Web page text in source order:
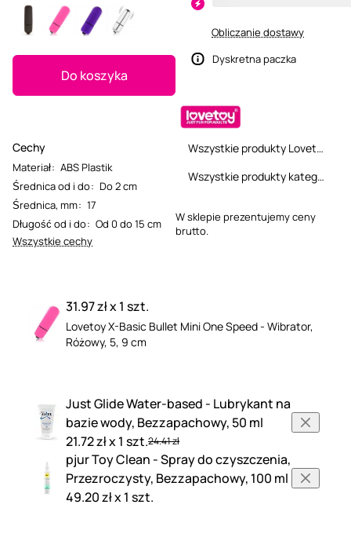
Do koszyka
Cechy
Materiał: ABS Plastik
Średnica od i do: Do 2 cm
Średnica, mm: 17
Długość od i do: Od 0 do 15 cm
Wszystkie cechy
Obliczanie dostawy
Dyskretna paczka
Wszystkie produkty Lovetoy
Wszystkie produkty kategorii
W sklepie prezentujemy ceny
brutto.
31.97 zł x 1 szt.
Lovetoy X-Basic Bullet Mini One Speed - Wibrator,
Różowy, 5, 9 cm
Just Glide Water-based - Lubrykant na
bazie wody, Bezzapachowy, 50 ml
21.72 zł x 1 szt.24.41 zł
pjur Toy Clean - Spray do czyszczenia,
Przezroczysty, Bezzapachowy, 100 ml
49.20 zł x 1 szt.